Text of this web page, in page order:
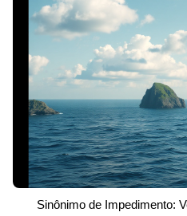
Sinônimo de Impedimento: